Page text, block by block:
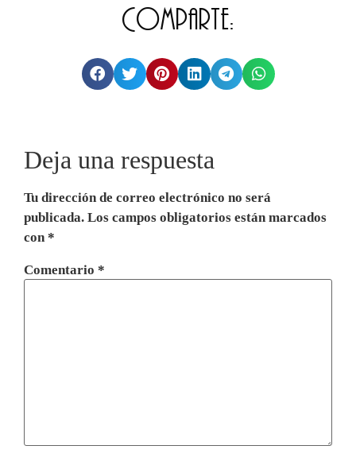
Comparte:
Deja una respuesta
Tu dirección de correo electrónico no será
publicada. Los campos obligatorios están marcados
con*
Comentario *